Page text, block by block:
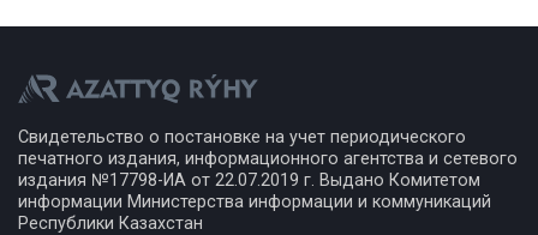
Свидетельство о постановке на учет периодического
печатного издания, информационного агентства и сетевого
издания №17798-ИА от 22.07.2019 г. Выдано Комитетом
информации Министерства информации и коммуникаций
Республики Казахстан